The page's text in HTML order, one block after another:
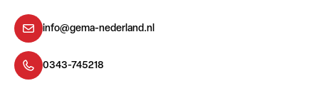
info@gema-nederland.nl
0343-745218